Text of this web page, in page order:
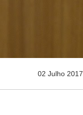
02 Julho 2017